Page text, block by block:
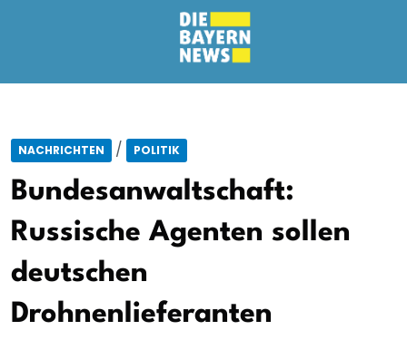
NACHRICHTEN / POLITIK
Bundesanwaltschaft:
Russische Agenten sollen
deutschen
Drohnenlieferanten